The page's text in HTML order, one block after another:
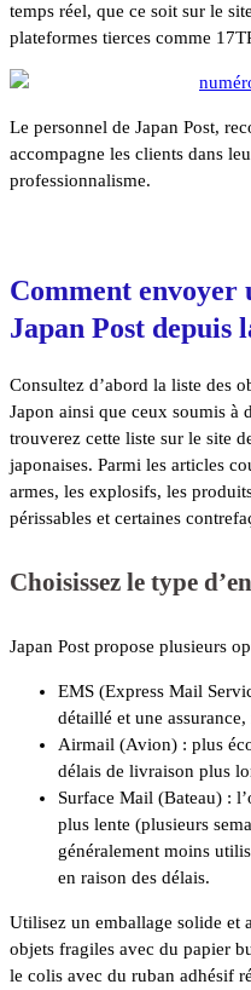
temps réel, que ce soit sur le
plateformes tierces comme
Le personnel de Japan Post,
accompagne les clients dans
professionnalisme.
Comment envoyer
Japan Post depuis
Consultez d’abord la liste des
Japon ainsi que ceux soumis à
trouverez cette liste sur le site
japonaises. Parmi les articles
armes, les explosifs, les
périssables et certaines
Choisissez le type
Japan Post propose plusieurs
EMS (Express Mail
détaillé et une
Airmail (Avion) : plus
délais de livraison plus
Surface Mail (Bateau) :
plus lente (plusieurs
généralement moins
en raison des délais.
Utilisez un emballage solide et
objets fragiles avec du papier
le colis avec du ruban adhésif